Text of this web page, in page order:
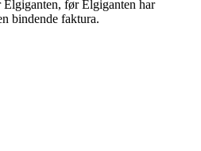
før Elgiganten har
bindende faktura.